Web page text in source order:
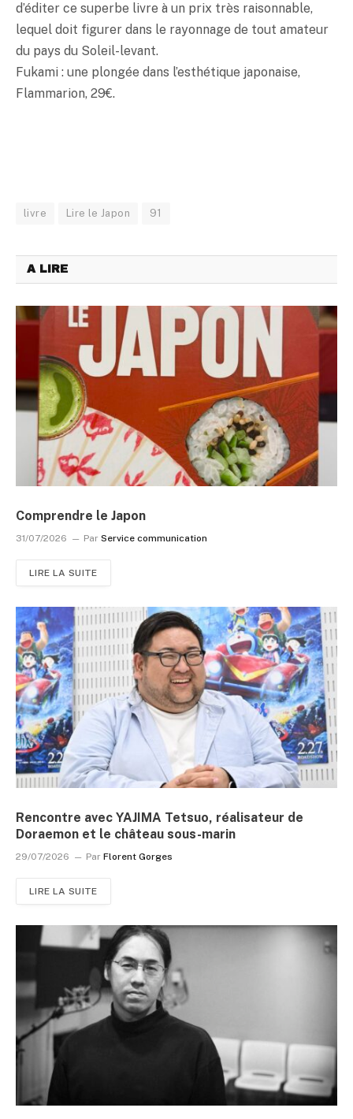
d’éditer ce superbe livre à un prix très raisonnable,
lequel doit figurer dans le rayonnage de tout amateur
du pays du Soleil-levant.
Fukami : une plongée dans l’esthétique japonaise,
Flammarion, 29€.
livre Lire le Japon 91
A LIRE
Comprendre le Japon
31/07/2026 Par Service communication
LIRE LA SUITE
Rencontre avec YAJIMA Tetsuo, réalisateur de
Doraemon et le château sous-marin
29/07/2026 Par Florent Gorges
LIRE LA SUITE